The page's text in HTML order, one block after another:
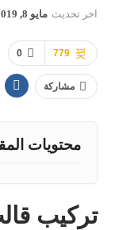
اخر تحديث مايو 8, 2019
0 779
مشاركة
محتويات
تركيب